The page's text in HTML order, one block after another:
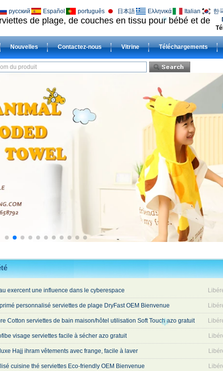
de plage, de couches en tissu pour bébé et de
русский Español português 日本語 Ελληνικά Italian 한
Nouvelles Contactez-nous Vitrine Téléchargements
exercent une influence dans le cyberespace
personnalisé serviettes de plage DryFast OEM Bienvenue
Cotton serviettes de bain maison/hôtel utilisation Soft Touch azo gratuit
visage serviettes facile à sécher azo gratuit
Hajj ihram vêtements avec frange, facile à laver
cuisine thé serviettes Eco-friendly OEM Bienvenue